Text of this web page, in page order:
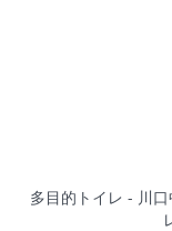
多目的トイレ - 川